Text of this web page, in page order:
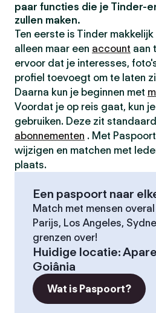
paar functies die je Tinder-
zullen maken.
Ten eerste is Tinder
alleen maar een account aan
ervoor dat je interesses,
profiel toevoegt om te laten
Daarna kun je beginnen met
Voordat je op reis gaat, kun
gebruiken. Deze zit
abonnementen . Met
wijzigen en matchen met
plaats.
Een paspoort naar
Match met mensen
Parijs, Los Angeles,
grenzen over!
Huidige locatie:
Goiânia
Wat is Paspoort?